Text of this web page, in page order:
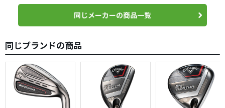
同じメーカーの商品一覧
同じブランドの商品